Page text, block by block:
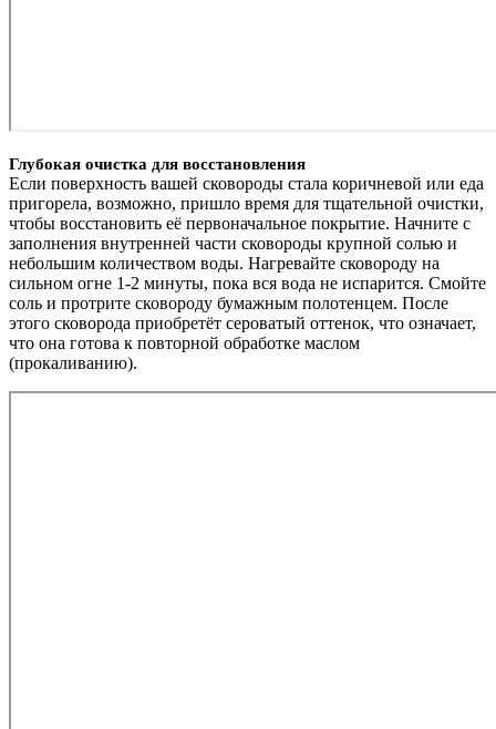
Глубокая очистка для восстановления
Если поверхность вашей сковороды стала коричневой или еда
пригорела, возможно, пришло время для тщательной очистки,
чтобы восстановить её первоначальное покрытие. Начните с
заполнения внутренней части сковороды крупной солью и
небольшим количеством воды. Нагревайте сковороду на
сильном огне 1-2 минуты, пока вся вода не испарится. Смойте
соль и протрите сковороду бумажным полотенцем. После
этого сковорода приобретёт сероватый оттенок, что означает,
что она готова к повторной обработке маслом
(прокаливанию).